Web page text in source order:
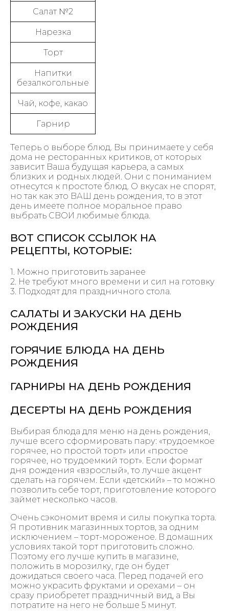
Салат №2
Нарезка
Торт
Напитки
безалкогольные
Чай, кофе, какао
Гарнир
Теперь о выборе блюд. Вы принимаете у себя
дома не ресторанных критиков, от которых
зависит Ваша будущая карьера, а самых
близких и родных людей. Они с пониманием
отнесутся к простоте блюд. О вкусах не спорят,
но так как это ВАШ день рождения, то в этот
день имеете полное моральное право
выбрать СВОИ любимые блюда.
ВОТ СПИСОК ССЫЛОК НА
РЕЦЕПТЫ, КОТОРЫЕ:
1. Можно приготовить заранее
2. Не требуют много времени и сил на готовку
3. Подходят для праздничного стола.
САЛАТЫ И ЗАКУСКИ НА ДЕНЬ
РОЖДЕНИЯ
ГОРЯЧИЕ БЛЮДА НА ДЕНЬ
РОЖДЕНИЯ
ГАРНИРЫ НА ДЕНЬ РОЖДЕНИЯ
ДЕСЕРТЫ НА ДЕНЬ РОЖДЕНИЯ
Выбирая блюда для меню на день рождения,
лучше всего сформировать пару: «трудоемкое
горячее, но простой торт» или «простое
горячее, но трудоемкий торт». Если формат
дня рождения «взрослый», то лучше акцент
сделать на горячем. Если «детский» – то можно
позволить себе торт, приготовление которого
займет несколько часов.
Очень сэкономит время и силы покупка торта.
Я противник магазинных тортов, за одним
исключением – торт-мороженое. В домашних
условиях такой торт приготовить сложно.
Поэтому его лучше купить в магазине,
положить в морозилку, где он будет
дожидаться своего часа. Перед подачей его
можно украсить фруктами и орехами – он
сразу приобретет праздничный вид, а Вы
потратите на него не больше 5 минут.